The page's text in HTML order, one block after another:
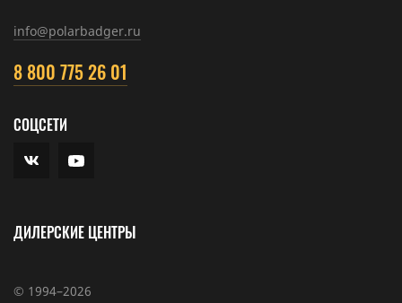
info@polarbadger.ru
8 800 775 26 01
СОЦСЕТИ
ДИЛЕРСКИЕ ЦЕНТРЫ
© 1994–2026